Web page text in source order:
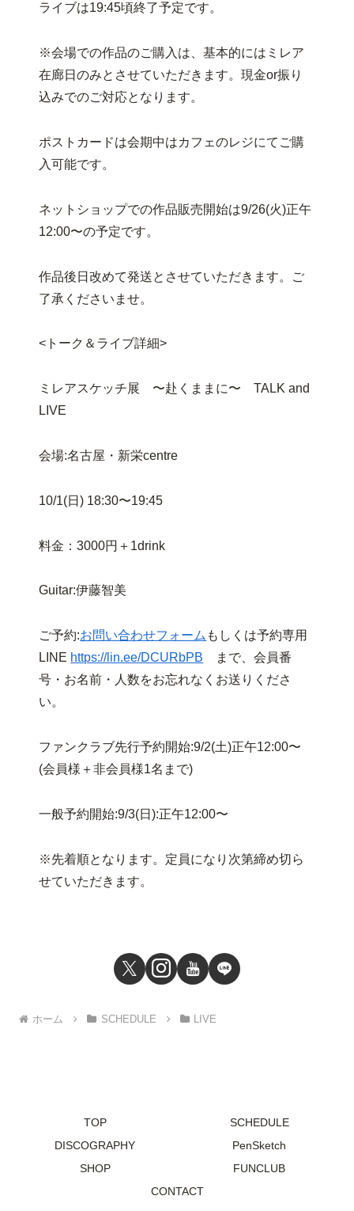
ライブは19:45頃終了予定です。
※会場での作品のご購入は、基本的にはミレア
在廊日のみとさせていただきます。現金or振り
込みでのご対応となります。
ポストカードは会期中はカフェのレジにてご購
入可能です。
ネットショップでの作品販売開始は9/26(火)正午
12:00〜の予定です。
作品後日改めて発送とさせていただきます。ご
了承くださいませ。
<トーク＆ライブ詳細>
ミレアスケッチ展 〜赴くままに〜 TALK and
LIVE
会場:名古屋・新栄centre
10/1(日) 18:30〜19:45
料金：3000円＋1drink
Guitar:伊藤智美
ご予約:お問い合わせフォーム もしくは予約専用
LINE https://lin.ee/DCURbPB まで、会員番
号・お名前・人数をお忘れなくお送りくださ
い。
ファンクラブ先行予約開始:9/2(土)正午12:00〜
(会員様＋非会員様1名まで)
一般予約開始:9/3(日):正午12:00〜
※先着順となります。定員になり次第締め切ら
せていただきます。
ホーム SCHEDULE LIVE
TOP
SCHEDULE
DISCOGRAPHY
PenSketch
SHOP
FUNCLUB
CONTACT